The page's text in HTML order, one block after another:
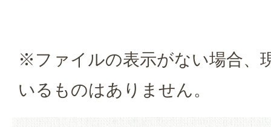
※ファイルの表示がない場合、
いるものはありません。